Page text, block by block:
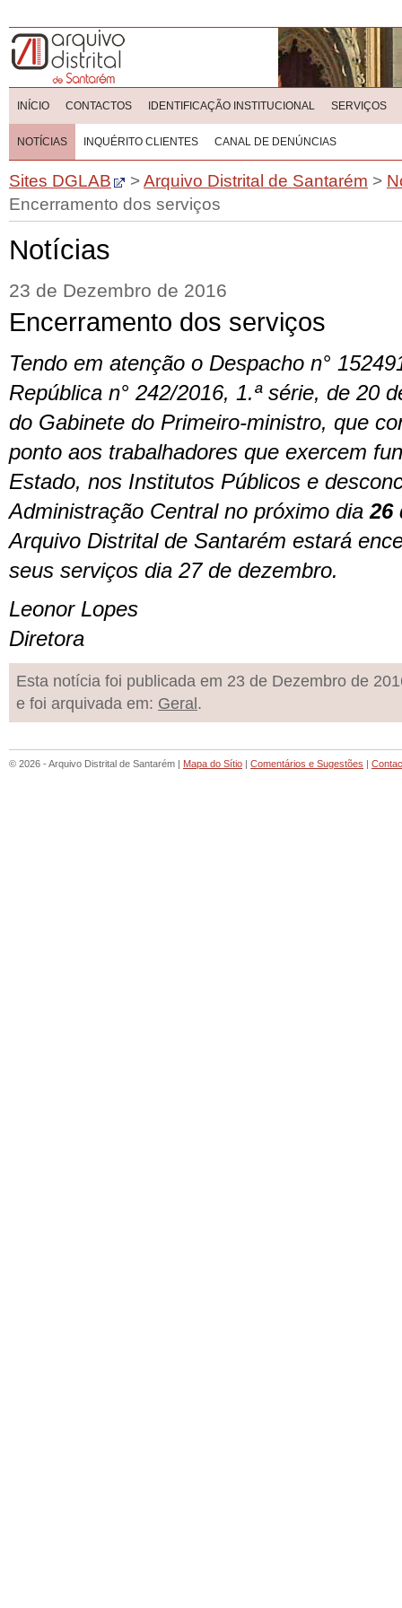
INÍCIO CONTACTOS IDENTIFICAÇÃO INSTITUCIONAL SERVIÇOS
NOTÍCIAS INQUÉRITO CLIENTES CANAL DE DENÚNCIAS
Sites DGLAB >Arquivo Distrital de Santarém >
Encerramento dos serviços
Notícias
23 de Dezembro de 2016
Encerramento dos serviços
Tendo em atenção o Despacho n°
República n° 242/2016, 1.ª série, de 20
do Gabinete do Primeiro-ministro, que
ponto aos trabalhadores que exercem
Estado, nos Institutos Públicos e
Administração Central no próximo dia 26
Arquivo Distrital de Santarém estará
seus serviços dia 27 de dezembro.
Leonor Lopes
Diretora
Esta notícia foi publicada em 23 de Dezembro de
e foi arquivada em: Geral .
© 2026 - Arquivo Distrital de Santarém | Mapa do Sítio | Comentários e Sugestões |